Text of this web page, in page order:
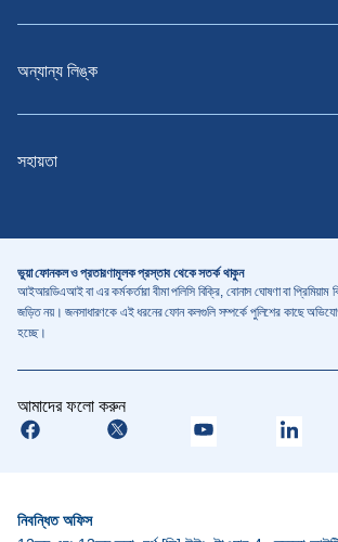
অন্যান্য লিঙ্ক
সহায়তা
ভুয়া ফোনকল ও প্রতারণামূলক প্রস্তাব থেকে সতর্ক থাকুন
আইআরডিএআই বা এর কর্মকর্তারা বীমা পলিসি বিক্রি, বোনাস ঘোষণা বা প্রিমিয়াম
জড়িত নয়। জনসাধারণকে এই ধরনের ফোন কলগুলি সম্পর্কে পুলিশের কাছে
হচ্ছে।
আমাদের ফলো করুন
নিবন্ধিত অফিস